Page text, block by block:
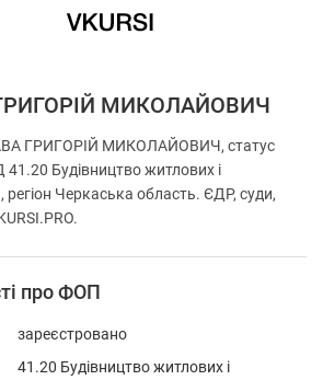
МИКОЛАЙОВИЧ
ГРИГОРІЙ МИКОЛАЙОВИЧ, статус
Будівництво житлових і
регіон Черкаська область. ЄДР, суди,
про ФОП
зареєстровано
41.20 Будівництво житлових і